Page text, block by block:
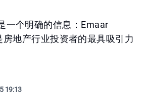
一个明确的信息：Emaar
地产行业投资者的最具吸引力
19:13